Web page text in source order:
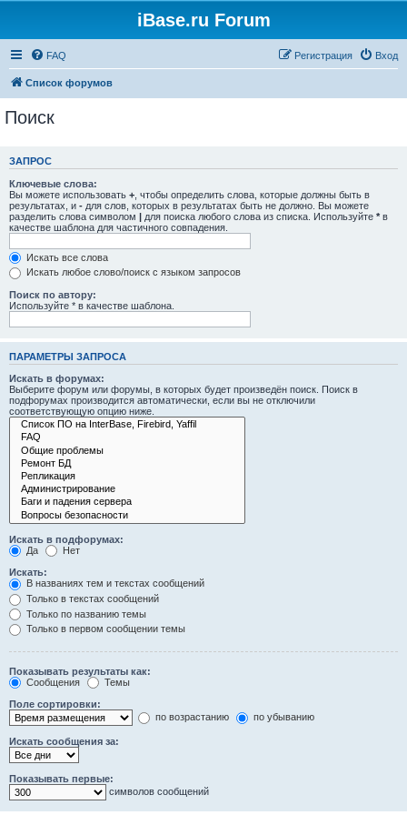
iBase.ru Forum
FAQ Вход
Регистрация
Список форумов
Поиск
ЗАПРОС
Ключевые слова:
Вы можете использовать + , чтобы определить слова, которые должны быть в
результатах, и - для слов, которых в результатах быть не должно. Вы можете
разделить слова символом | для поиска любого слова из списка. Используйте * в
качестве шаблона для частичного совпадения.
Искать все слова
Искать любое слово/поиск с языком запросов
Поиск по автору:
Используйте * в качестве шаблона.
ПАРАМЕТРЫ ЗАПРОСА
Искать в форумах:
Выберите форум или форумы, в которых будет произведён поиск. Поиск в
подфорумах производится автоматически, если вы не отключили
соответствующую опцию ниже.
Искать в подфорумах:
Да
Нет
Искать:
В названиях тем и текстах сообщений
Только в текстах сообщений
Только по названию темы
Только в первом сообщении темы
Показывать результаты как:
Сообщения
Темы
Поле сортировки:
по возрастанию
по убыванию
Искать сообщения за:
Показывать первые:
символов сообщений